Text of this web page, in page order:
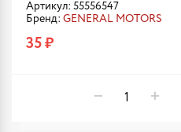
Артикул: 55556547
Бренд: GENERAL MOTORS
35 ₽